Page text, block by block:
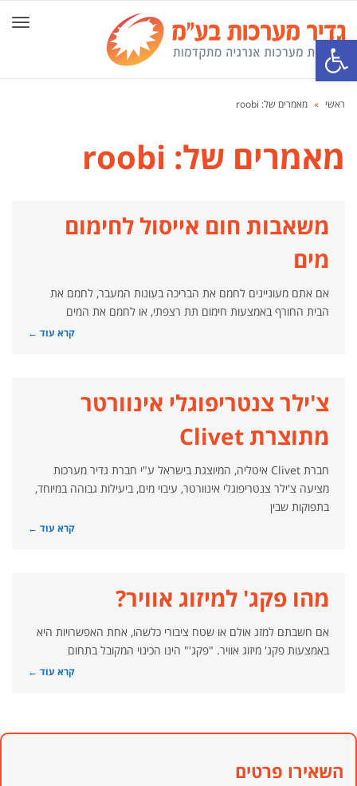
פתח סרגל נגישות
ראשי » מאמרים של: roobi
מאמרים של: roobi
משאבות חום אייסול לחימום
מים
אם אתם מעוניינים לחמם את הבריכה בעונות המעבר, לחמם את
הבית החורף באמצעות חימום תת רצפתי, או לחמם את המים
קרא עוד ←
צ'ילר צנטריפוגלי אינוורטר
מתוצרת Clivet
חברת Clivet איטליה, המיוצגת בישראל ע"י חברת גדיר מערכות
מציעה צ'ילר צנטריפוגלי אינוורטר, עיבוי מים, ביעילות גבוהה במיוחד,
בתפוקות שבין
קרא עוד ←
מהו פקג' למיזוג אוויר?
אם חשבתם למזג אולם או שטח ציבורי כלשהו, אחת האפשרויות היא
באמצעות פקג' מיזוג אוויר. "פקג'" הינו הכינוי המקובל בתחום
קרא עוד ←
השאירו פרטים